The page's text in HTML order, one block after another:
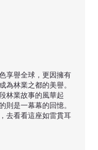
享譽全球，更因擁有
為林業之都的美譽。
林業故事的風華起
則是一幕幕的回憶。
去看看這座如雷貫耳